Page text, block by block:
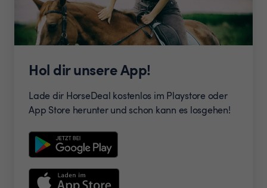
Hol dir unsere App!
Lade dir HorseDeal kostenlos im Playstore oder
App Store herunter und schon kann es losgehen!